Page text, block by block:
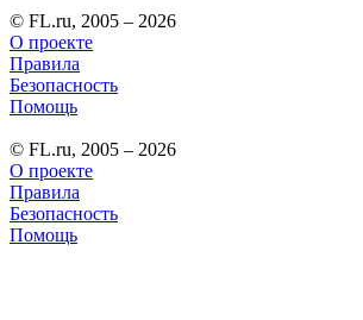
© FL.ru, 2005 – 2026
О проекте
Правила
Безопасность
Помощь
© FL.ru, 2005 – 2026
О проекте
Правила
Безопасность
Помощь